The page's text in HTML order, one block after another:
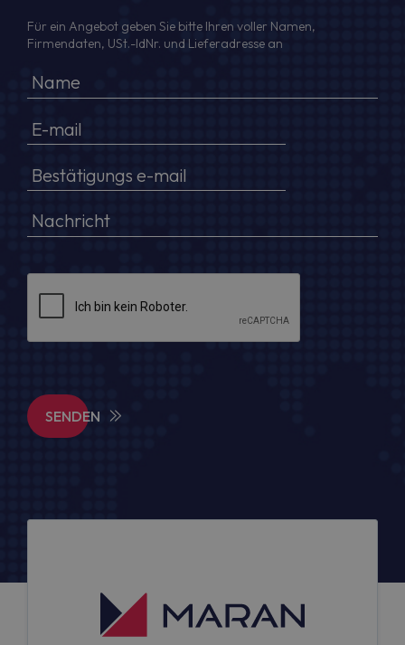
Für ein Angebot geben Sie bitte Ihren voller Namen,
Firmendaten, USt.-IdNr. und Lieferadresse an
SENDEN